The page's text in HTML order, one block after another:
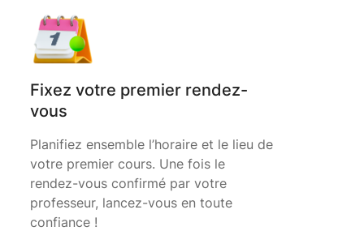
Fixez votre premier rendez-
vous
Planifiez ensemble l’horaire et le lieu de
votre premier cours. Une fois le
rendez-vous confirmé par votre
professeur, lancez-vous en toute
confiance !